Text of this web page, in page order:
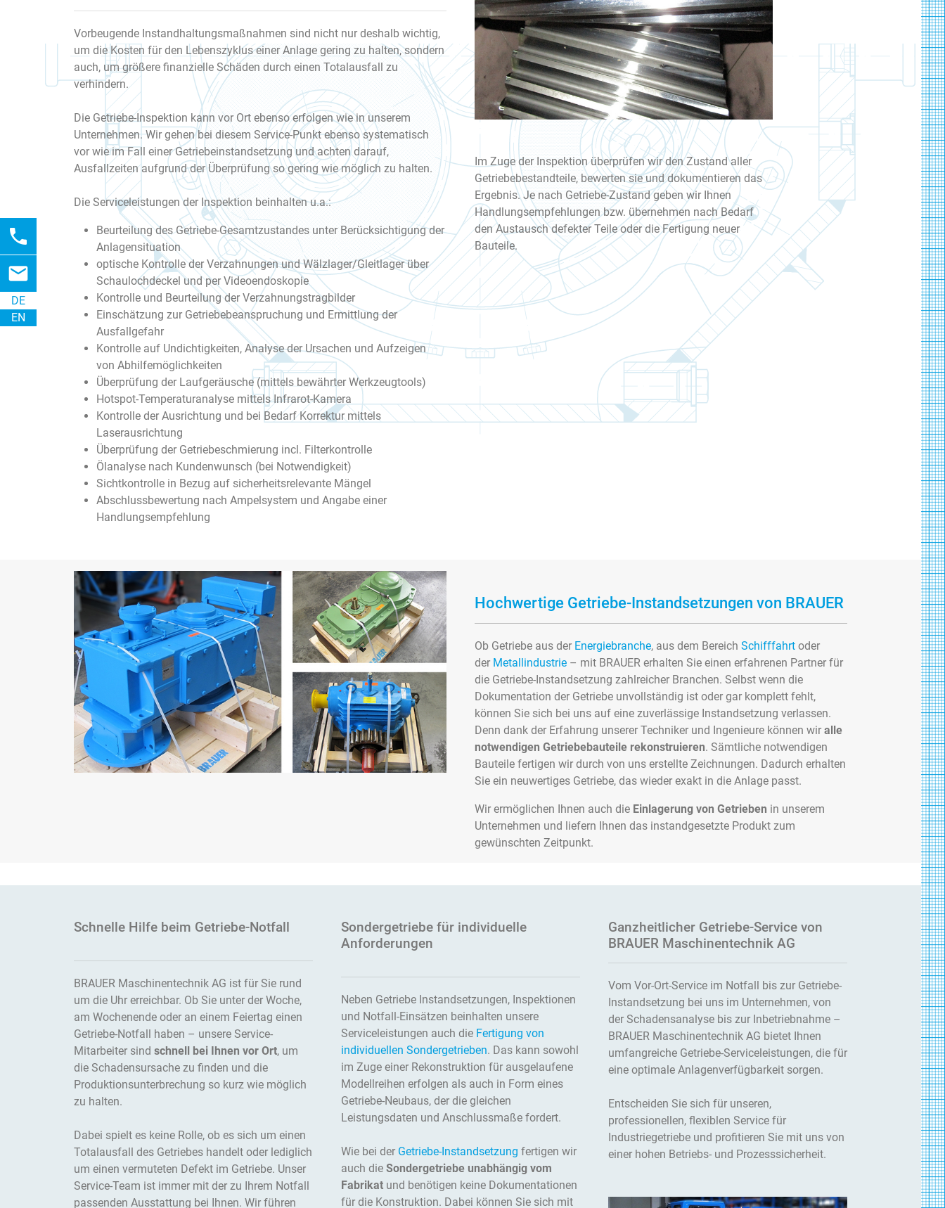
Vorbeugende Instandhaltungsmaßnahmen sind nicht nur deshalb wichtig,
um die Kosten für den Lebenszyklus einer Anlage gering zu halten, sondern
auch, um größere finanzielle Schäden durch einen Totalausfall zu
verhindern.
Die Getriebe-Inspektion kann vor Ort ebenso erfolgen wie in unserem
Unternehmen. Wir gehen bei diesem Service-Punkt ebenso systematisch
vor wie im Fall einer Getriebeinstandsetzung und achten darauf,
Ausfallzeiten aufgrund der Überprüfung so gering wie möglich zu halten.
Die Serviceleistungen der Inspektion beinhalten u.a.:
Beurteilung des Getriebe-Gesamtzustandes unter Berücksichtigung der
Anlagensituation
optische Kontrolle der Verzahnungen und Wälzlager/Gleitlager über
Schaulochdeckel und per Videoendoskopie
Kontrolle und Beurteilung der Verzahnungstragbilder
Einschätzung zur Getriebebeanspruchung und Ermittlung der
Ausfallgefahr
Kontrolle auf Undichtigkeiten, Analyse der Ursachen und Aufzeigen
von Abhilfemöglichkeiten
Überprüfung der Laufgeräusche (mittels bewährter Werkzeugtools)
Hotspot-Temperaturanalyse mittels Infrarot-Kamera
Kontrolle der Ausrichtung und bei Bedarf Korrektur mittels
Laserausrichtung
Überprüfung der Getriebeschmierung incl. Filterkontrolle
Ölanalyse nach Kundenwunsch (bei Notwendigkeit)
Sichtkontrolle in Bezug auf sicherheitsrelevante Mängel
Abschlussbewertung nach Ampelsystem und Angabe einer
Handlungsempfehlung
Im Zuge der Inspektion überprüfen wir den Zustand aller
Getriebebestandteile, bewerten sie und dokumentieren das
Ergebnis. Je nach Getriebe-Zustand geben wir Ihnen
Handlungsempfehlungen bzw. übernehmen nach Bedarf
den Austausch defekter Teile oder die Fertigung neuer
Bauteile.
Hochwertige Getriebe-Instandsetzungen von BRAUER
Ob Getriebe aus der Energiebranche, aus dem Bereich Schifffahrt oder
der Metallindustrie – mit BRAUER erhalten Sie einen erfahrenen Partner für
die Getriebe-Instandsetzung zahlreicher Branchen. Selbst wenn die
Dokumentation der Getriebe unvollständig ist oder gar komplett fehlt,
können Sie sich bei uns auf eine zuverlässige Instandsetzung verlassen.
Denn dank der Erfahrung unserer Techniker und Ingenieure können wir alle
notwendigen Getriebebauteile rekonstruieren. Sämtliche notwendigen
Bauteile fertigen wir durch von uns erstellte Zeichnungen. Dadurch erhalten
Sie ein neuwertiges Getriebe, das wieder exakt in die Anlage passt.
Wir ermöglichen Ihnen auch die Einlagerung von Getrieben in unserem
Unternehmen und liefern Ihnen das instandgesetzte Produkt zum
gewünschten Zeitpunkt.
Schnelle Hilfe beim Getriebe-Notfall
BRAUER Maschinentechnik AG ist für Sie rund
um die Uhr erreichbar. Ob Sie unter der Woche,
am Wochenende oder an einem Feiertag einen
Getriebe-Notfall haben – unsere Service-
Mitarbeiter sind schnell bei Ihnen vor Ort, um
die Schadensursache zu finden und die
Produktionsunterbrechung so kurz wie möglich
zu halten.
Dabei spielt es keine Rolle, ob es sich um einen
Totalausfall des Getriebes handelt oder lediglich
um einen vermuteten Defekt im Getriebe. Unser
Service-Team ist immer mit der zu Ihrem Notfall
passenden Ausstattung bei Ihnen. Wir führen
Sondergetriebe für individuelle
Anforderungen
Neben Getriebe Instandsetzungen, Inspektionen
und Notfall-Einsätzen beinhalten unsere
Serviceleistungen auch die Fertigung von
individuellen Sondergetrieben. Das kann sowohl
im Zuge einer Rekonstruktion für ausgelaufene
Modellreihen erfolgen als auch in Form eines
Getriebe-Neubaus, der die gleichen
Leistungsdaten und Anschlussmaße fordert.
Wie bei der Getriebe-Instandsetzung fertigen wir
auch die Sondergetriebe unabhängig vom
Fabrikat und benötigen keine Dokumentationen
für die Konstruktion. Dabei können Sie sich mit
Ganzheitlicher Getriebe-Service von
BRAUER Maschinentechnik AG
Vom Vor-Ort-Service im Notfall bis zur Getriebe-
Instandsetzung bei uns im Unternehmen, von
der Schadensanalyse bis zur Inbetriebnahme –
BRAUER Maschinentechnik AG bietet Ihnen
umfangreiche Getriebe-Serviceleistungen, die für
eine optimale Anlagenverfügbarkeit sorgen.
Entscheiden Sie sich für unseren,
professionellen, flexiblen Service für
Industriegetriebe und profitieren Sie mit uns von
einer hohen Betriebs- und Prozesssicherheit.
phone
email
DE
EN